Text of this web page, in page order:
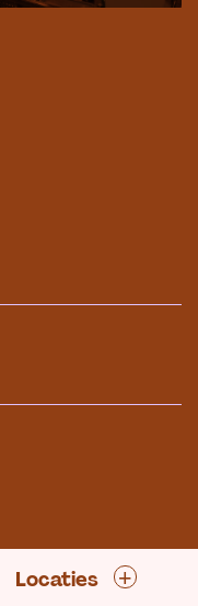
Locaties +